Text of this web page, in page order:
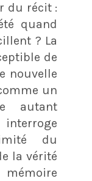
du récit :
quand
? La
de
nouvelle
un
autant
du
la vérité